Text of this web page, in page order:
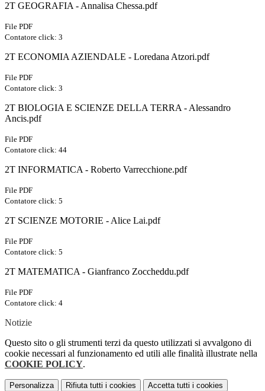
2T GEOGRAFIA - Annalisa Chessa.pdf
File PDF
Contatore click: 3
2T ECONOMIA AZIENDALE - Loredana Atzori.pdf
File PDF
Contatore click: 3
2T BIOLOGIA E SCIENZE DELLA TERRA - Alessandro
Ancis.pdf
File PDF
Contatore click: 44
2T INFORMATICA - Roberto Varrecchione.pdf
File PDF
Contatore click: 5
2T SCIENZE MOTORIE - Alice Lai.pdf
File PDF
Contatore click: 5
2T MATEMATICA - Gianfranco Zoccheddu.pdf
File PDF
Contatore click: 4
Notizie
Questo sito o gli strumenti terzi da questo utilizzati si avvalgono di
cookie necessari al funzionamento ed utili alle finalità illustrate nella
COOKIE POLICY.
Personalizza Rifiuta tutti i cookies Accetta tutti i cookies